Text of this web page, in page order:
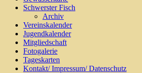
Schwerster Fisch
Archiv
Vereinskalender
Jugendkalender
Mitgliedschaft
Fotogalerie
Tageskarten
Kontakt/ Impressum/ Datenschutz